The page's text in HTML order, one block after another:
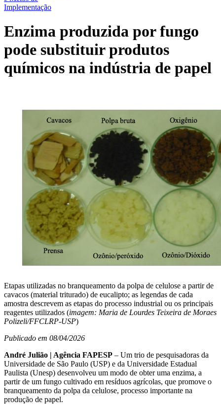
Enzima produzida por fungo
pode substituir produtos
químicos na indústria de papel
Etapas utilizadas no branqueamento da polpa de celulose a partir de
cavacos (material triturado) de eucalipto; as legendas de cada
amostra descrevem as etapas do processo industrial ou os principais
reagentes utilizados (imagem: Maria de Lourdes Teixeira de Moraes
Polizeli/FFCLRP-USP)
Publicado em 08/04/2026
André Julião | Agência FAPESP – Um trio de pesquisadoras da
Universidade de São Paulo (USP) e da Universidade Estadual
Paulista (Unesp) desenvolveu um modo de obter uma enzima, a
partir de um fungo cultivado em resíduos agrícolas, que promove o
branqueamento da polpa da celulose, processo importante na
produção de papel.